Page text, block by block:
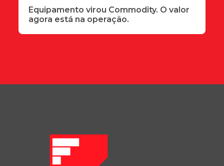
Equipamento virou Commodity. O valor
agora está na operação.